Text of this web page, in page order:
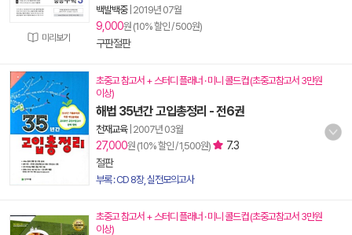
미리보기
백발백중| 2019년 07월
9,000원 (10% 할인 / 500원)
구판절판
초중고 참고서 + 스터디 플래너 · 미니 콜드컵 (초중고참고서 3만원
이상)
해법 35년간 고입총정리 - 전6권
천재교육| 2007년 03월
27,000원 (10% 할인 / 1,500원)
7.3
절판
부록 : CD 8장, 실전모의고사
초중고 참고서 + 스터디 플래너 · 미니 콜드컵 (초중고참고서 3만원
이상)